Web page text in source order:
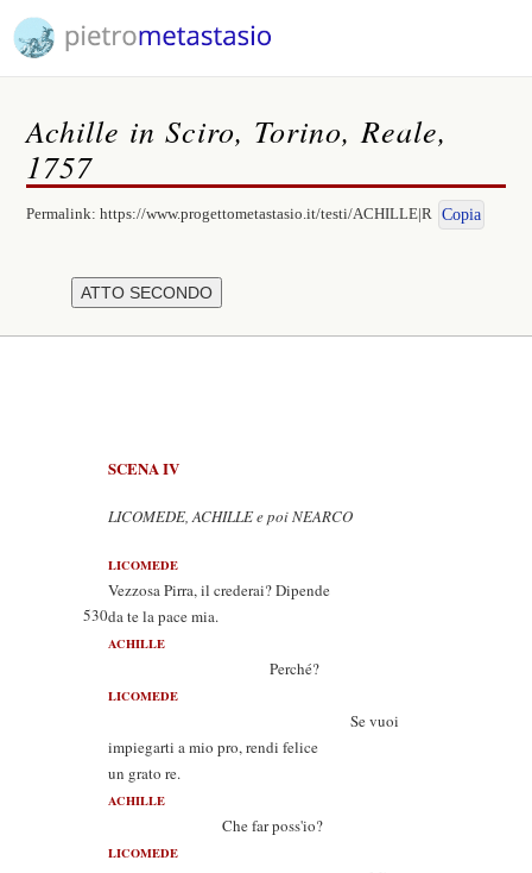
Achille in Sciro, Torino, Reale,
1757
Permalink:https://www.progettometastasio.it/testi/ACHILLE|R Copia
SCENA IV
LICOMEDE, ACHILLE e poi NEARCO
LICOMEDE
Vezzosa Pirra, il crederai? Dipende
530da te la pace mia.
ACHILLE
Perché?
LICOMEDE
Se vuoi
impiegarti a mio pro, rendi felice
un grato re.
ACHILLE
Che far poss'io?
LICOMEDE